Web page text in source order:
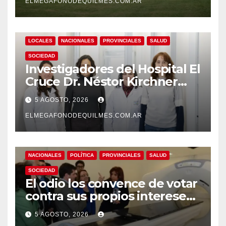
argentinos?
LOCALES NACIONALES PROVINCIALES SALUD
SOCIEDAD
Investigadores del Hospital El
Cruce Dr. Néstor Kirchner
desarrollan un estudio
pionero sobre el
envejecimiento cerebral y las
demencias
5 AGOSTO, 2026
ELMEGAFONODEQUILMES.COM.AR
NACIONALES POLÍTICA PROVINCIALES SALUD
SOCIEDAD
El odio los convence de votar
contra sus propios intereses.
Una Sociedad atrapada en la
grieta
5 AGOSTO, 2026